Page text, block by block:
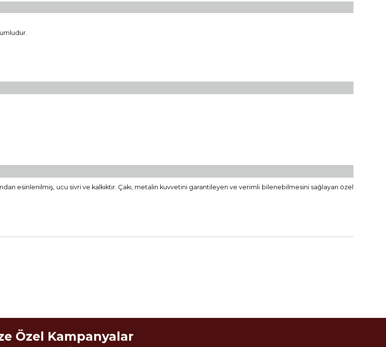
esinlenilmiş, ucu sivri ve kalkıktır. Çakı, metalin kuvvetini garantileyen ve verimli bilenebilmesini sağlayan özel
Özel Kampanyalar